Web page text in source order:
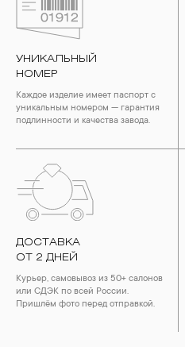
УНИКАЛЬНЫЙ
НОМЕР
Каждое изделие имеет паспорт с
уникальным номером — гарантия
подлинности и качества завода.
ДОСТАВКА
ОТ 2 ДНЕЙ
Курьер, самовывоз из 50+ салонов
или СДЭК по всей России.
Пришлём фото перед отправкой.